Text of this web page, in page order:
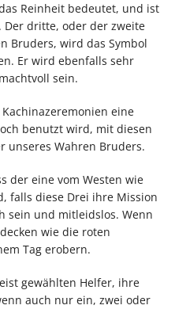
Reinheit bedeutet, und ist
Der dritte, oder der zweite
Bruders, wird das Symbol
Er wird ebenfalls sehr
sein.
eine
benutzt wird, mit diesen
unseres Wahren Bruders.
der eine vom Westen wie
falls diese Drei ihre Mission
sein und mitleidslos. Wenn
wie die roten
Tag erobern.
gewählten Helfer, ihre
auch nur ein, zwei oder